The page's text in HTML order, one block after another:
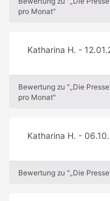
pro Monat"
Katharina H. -
Bewertung zu "„Die
pro Monat"
Katharina H. -
Bewertung zu "„Die